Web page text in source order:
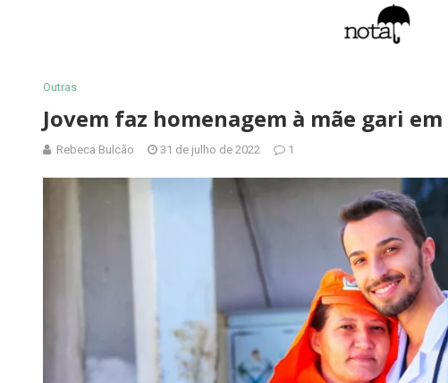
Outras
Jovem faz homenagem à mãe gari
Rebeca Bulcão 31 de julho de 2022 1